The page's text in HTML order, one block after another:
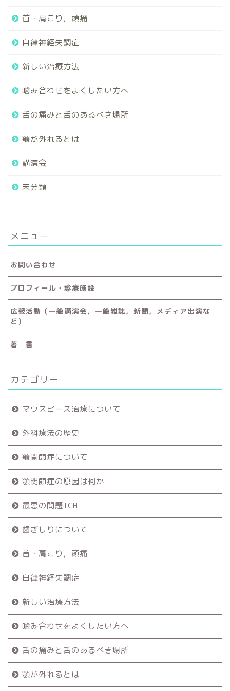
首・肩こり，頭痛
自律神経失調症
新しい治療方法
噛み合わせをよくしたい方へ
舌の痛みと舌のあるべき場所
顎が外れるとは
講演会
未分類
メニュー
お問い合わせ
プロフィール・診療施設
広報活動（一般講演会，一般雑誌，新聞，メディア出演な
ど）
著 書
カテゴリー
マウスピース治療について
外科療法の歴史
顎関節症について
顎関節症の原因は何か
最悪の問題TCH
歯ぎしりについて
首・肩こり，頭痛
自律神経失調症
新しい治療方法
噛み合わせをよくしたい方へ
舌の痛みと舌のあるべき場所
顎が外れるとは